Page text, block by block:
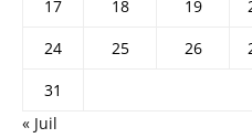
17
18 19
24
25 26
31
« Juil